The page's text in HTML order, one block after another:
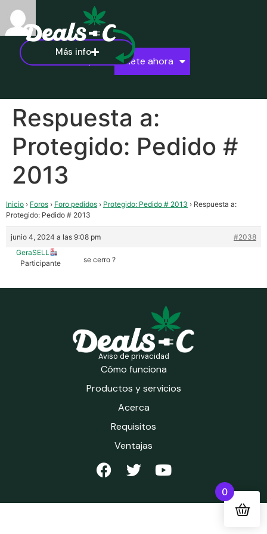
Más info
Únete ahora
Respuesta a:
Protegido: Pedido #
2013
Inicio › Foros › Foro pedidos › Protegido: Pedido # 2013 › Respuesta a:
Protegido: Pedido # 2013
junio 4, 2024 a las 9:08 pm
#2038
GeraSELL
Participante
se cerro ?
Aviso de privacidad
Cómo funciona
Productos y servicios
Acerca
Requisitos
Ventajas
0